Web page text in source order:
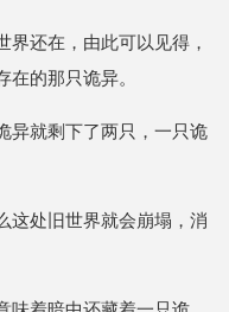
界还在，由此可以见得，
的那只诡异。
异就剩下了两只，一只诡
这处旧世界就会崩塌，消